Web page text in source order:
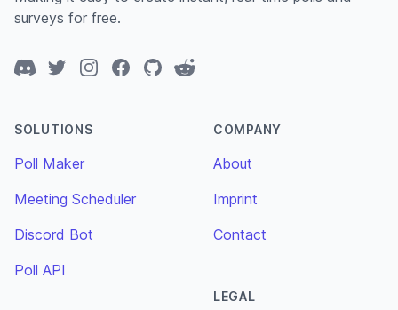
surveys for free.
DiscordTwitterInstagramFacebook
GitHubReddit
SOLUTIONS
Poll Maker
Meeting Scheduler
Discord Bot
Poll API
COMPANY
About
Imprint
Contact
LEGAL